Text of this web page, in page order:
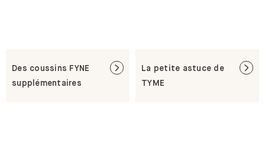
Des coussins FYNE
supplémentaires
La petite astuce de
TYME